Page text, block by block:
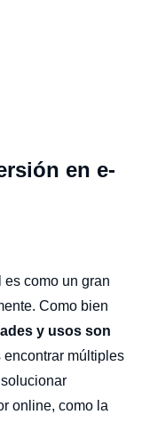
en e-
es como un gran
Como bien
y usos son
encontrar múltiples
online, como la